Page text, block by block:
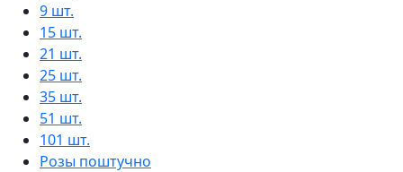
9 шт.
15 шт.
21 шт.
25 шт.
35 шт.
51 шт.
101 шт.
Розы поштучно